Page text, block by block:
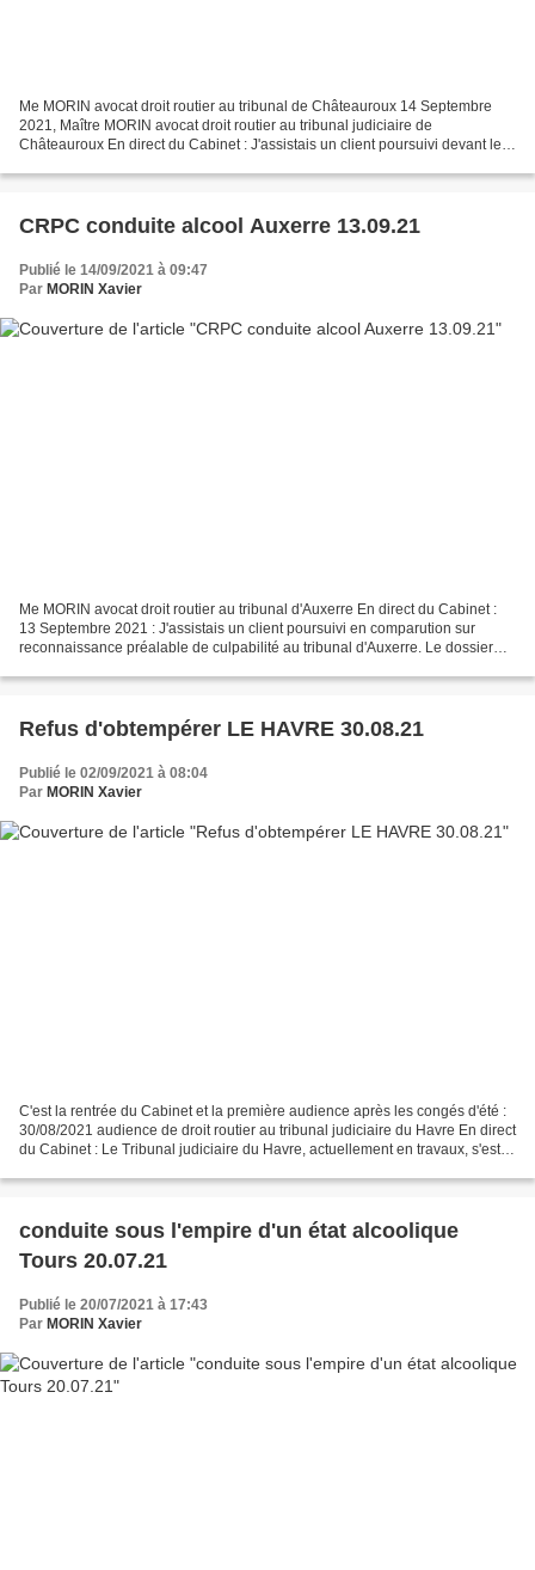
Me MORIN avocat droit routier au tribunal de Châteauroux 14 Septembre
2021, Maître MORIN avocat droit routier au tribunal judiciaire de
Châteauroux En direct du Cabinet : J'assistais un client poursuivi devant le
CRPC conduite alcool Auxerre 13.09.21
Publié le 14/09/2021 à 09:47
Par MORIN Xavier
Me MORIN avocat droit routier au tribunal d'Auxerre En direct du Cabinet :
13 Septembre 2021 : J'assistais un client poursuivi en comparution sur
reconnaissance préalable de culpabilité au tribunal d'Auxerre. Le dossier
Refus d'obtempérer LE HAVRE 30.08.21
Publié le 02/09/2021 à 08:04
Par MORIN Xavier
C'est la rentrée du Cabinet et la première audience après les congés d'été :
30/08/2021 audience de droit routier au tribunal judiciaire du Havre En direct
du Cabinet : Le Tribunal judiciaire du Havre, actuellement en travaux, s'est
conduite sous l'empire d'un état alcoolique
Tours 20.07.21
Publié le 20/07/2021 à 17:43
Par MORIN Xavier